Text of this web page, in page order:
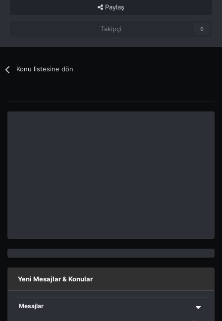
Paylaş
Takipçi 0
Konu listesine dön
Yeni Mesajlar & Konular
Mesajlar